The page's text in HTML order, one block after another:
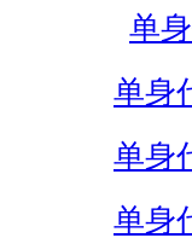
单
单身
单身
单身